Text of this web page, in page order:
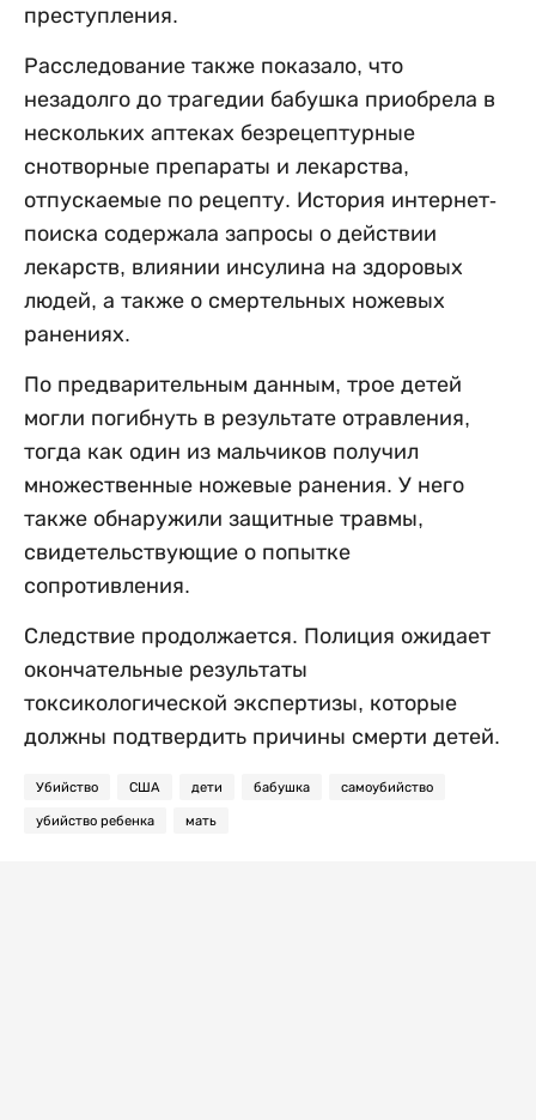
преступления.
Расследование также показало, что
незадолго до трагедии бабушка приобрела в
нескольких аптеках безрецептурные
снотворные препараты и лекарства,
отпускаемые по рецепту. История интернет-
поиска содержала запросы о действии
лекарств, влиянии инсулина на здоровых
людей, а также о смертельных ножевых
ранениях.
По предварительным данным, трое детей
могли погибнуть в результате отравления,
тогда как один из мальчиков получил
множественные ножевые ранения. У него
также обнаружили защитные травмы,
свидетельствующие о попытке
сопротивления.
Следствие продолжается. Полиция ожидает
окончательные результаты
токсикологической экспертизы, которые
должны подтвердить причины смерти детей.
Убийство США дети бабушка самоубийство
убийство ребенка мать